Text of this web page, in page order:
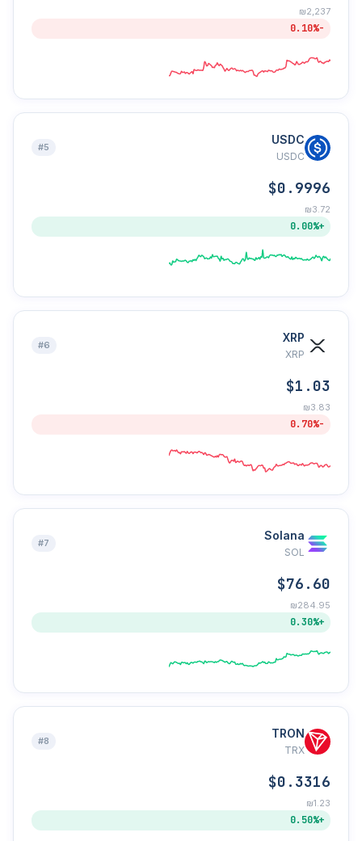
₪2,237
-0.10%
USDC
USDC
#5
$0.9996
₪3.72
+0.00%
XRP
XRP
#6
$1.03
₪3.83
-0.70%
Solana
SOL
#7
$76.60
₪284.95
+0.30%
TRON
TRX
#8
$0.3316
₪1.23
+0.50%